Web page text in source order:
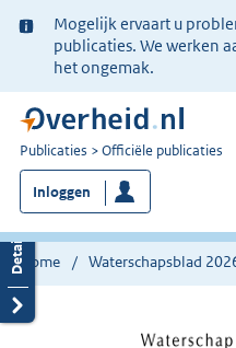
Ter
informatie:
Mogelijk ervaart u
publicaties. We werken
het ongemak.
U
bent
nu
hier:
Publicaties Officiële publicaties
Inloggen
Home Waterschapsblad